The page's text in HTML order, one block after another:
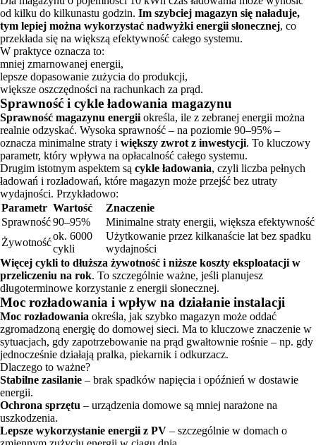
od kilku do kilkunastu godzin. Im szybciej magazyn się naładuje,
tym lepiej można wykorzystać nadwyżki energii słonecznej, co
przekłada się na większą efektywność całego systemu.
W praktyce oznacza to:
mniej zmarnowanej energii,
lepsze dopasowanie zużycia do produkcji,
większe oszczędności na rachunkach za prąd.
Sprawność i cykle ładowania magazynu
Sprawność magazynu energii określa, ile z zebranej energii można
realnie odzyskać. Wysoka sprawność – na poziomie 90–95% –
oznacza minimalne straty i większy zwrot z inwestycji. To kluczowy
parametr, który wpływa na opłacalność całego systemu.
Drugim istotnym aspektem są cykle ładowania, czyli liczba pełnych
ładowań i rozładowań, które magazyn może przejść bez utraty
wydajności. Przykładowo:
Parametr Wartość
Znaczenie
Sprawność90–95%
Minimalne straty energii, większa efektywność
Żywotność
ok. 6000
cykli
Użytkowanie przez kilkanaście lat bez spadku
wydajności
Więcej cykli to dłuższa żywotność i niższe koszty eksploatacji w
przeliczeniu na rok. To szczególnie ważne, jeśli planujesz
długoterminowe korzystanie z energii słonecznej.
Moc rozładowania i wpływ na działanie instalacji
Moc rozładowania określa, jak szybko magazyn może oddać
zgromadzoną energię do domowej sieci. Ma to kluczowe znaczenie w
sytuacjach, gdy zapotrzebowanie na prąd gwałtownie rośnie – np. gdy
jednocześnie działają pralka, piekarnik i odkurzacz.
Dlaczego to ważne?
Stabilne zasilanie – brak spadków napięcia i opóźnień w dostawie
energii.
Ochrona sprzętu – urządzenia domowe są mniej narażone na
uszkodzenia.
Lepsze wykorzystanie energii z PV – szczególnie w domach o